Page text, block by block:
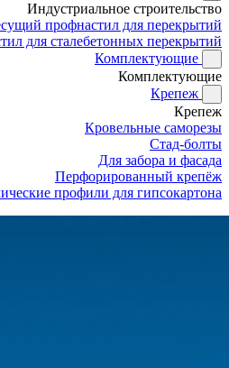
Индустриальное строительство
профнастил для перекрытий
для сталебетонных перекрытий
Комплектующие
Комплектующие
Крепеж
Крепеж
Кровельные саморезы
Стад-болты
Для забора и фасада
Перфорированный крепёж
профили для гипсокартона